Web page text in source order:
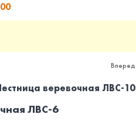
Вперед
веревочная ЛВС-10
ЛВС-6